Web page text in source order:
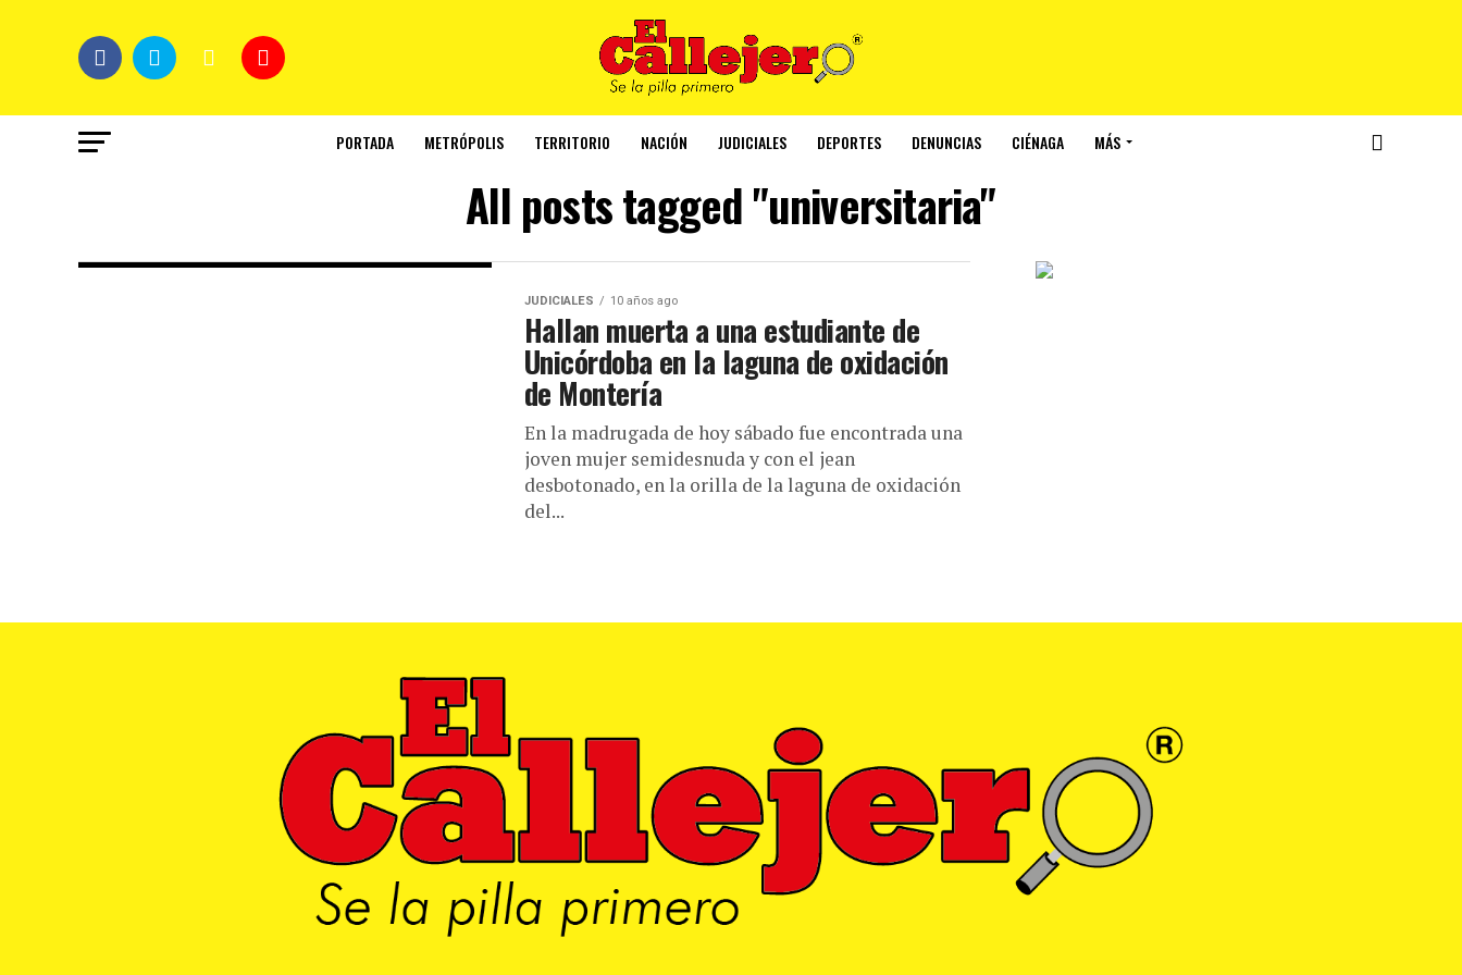
PORTADA METRÓPOLIS TERRITORIO NACIÓN JUDICIALES DEPORTES DENUNCIAS CIÉNAGA MÁS
All posts tagged "universitaria"
JUDICIALES 10 años ago
Hallan muerta a una estudiante de
Unicórdoba en la laguna de oxidación
de Montería
En la madrugada de hoy sábado fue encontrada una
joven mujer semidesnuda y con el jean
desbotonado, en la orilla de la laguna de oxidación
del...